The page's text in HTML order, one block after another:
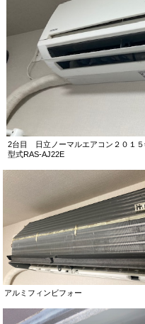
2台目 日立ノーマルエアコン２０１
型式RAS-AJ22E
アルミフィンビフォー